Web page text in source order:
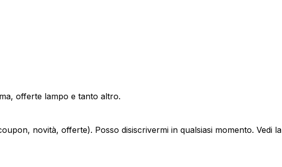
offerte lampo e tanto altro.
novità, offerte). Posso disiscrivermi in qualsiasi momento. Vedi la